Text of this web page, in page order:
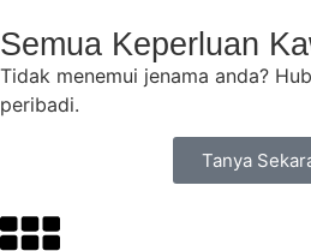
Semua Keperluan
Tidak menemui jenama anda?
peribadi.
Tanya